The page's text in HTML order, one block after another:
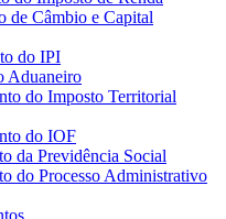
de Câmbio e Capital
do IPI
Aduaneiro
do Imposto Territorial
do IOF
da Previdência Social
do Processo Administrativo